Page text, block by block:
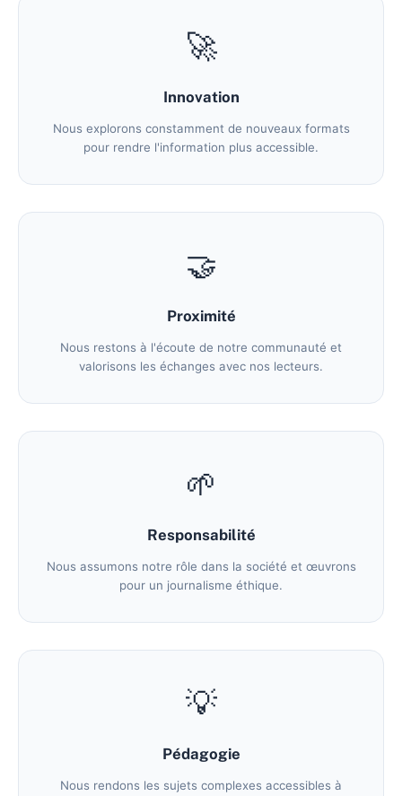
🚀
Innovation
Nous explorons constamment de nouveaux formats
pour rendre l'information plus accessible.
🤝
Proximité
Nous restons à l'écoute de notre communauté et
valorisons les échanges avec nos lecteurs.
🌱
Responsabilité
Nous assumons notre rôle dans la société et œuvrons
pour un journalisme éthique.
💡
Pédagogie
Nous rendons les sujets complexes accessibles à